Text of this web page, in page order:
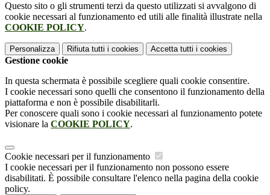
Questo sito o gli strumenti terzi da questo utilizzati si avvalgono di
cookie necessari al funzionamento ed utili alle finalità illustrate nella
COOKIE POLICY.
Personalizza Rifiuta tutti i cookies Accetta tutti i cookies
Gestione cookie
In questa schermata è possibile scegliere quali cookie consentire.
I cookie necessari sono quelli che consentono il funzionamento della
piattaforma e non è possibile disabilitarli.
Per conoscere quali sono i cookie necessari al funzionamento potete
visionare la COOKIE POLICY.
Cookie necessari per il funzionamento
I cookie necessari per il funzionamento non possono essere
disabilitati. È possibile consultare l'elenco nella pagina della cookie
policy.